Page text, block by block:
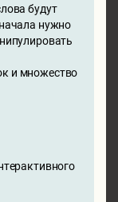
будут
нужно
и множество